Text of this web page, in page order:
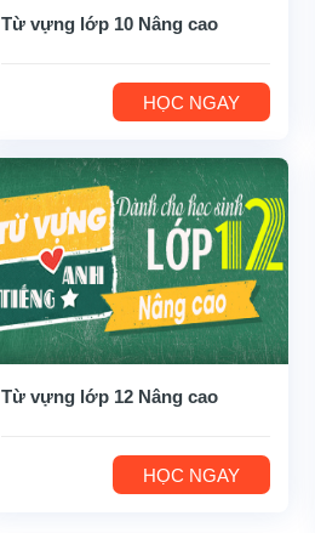
Từ vựng lớp 10 Nâng cao
HỌC NGAY
Từ vựng lớp 12 Nâng cao
HỌC NGAY